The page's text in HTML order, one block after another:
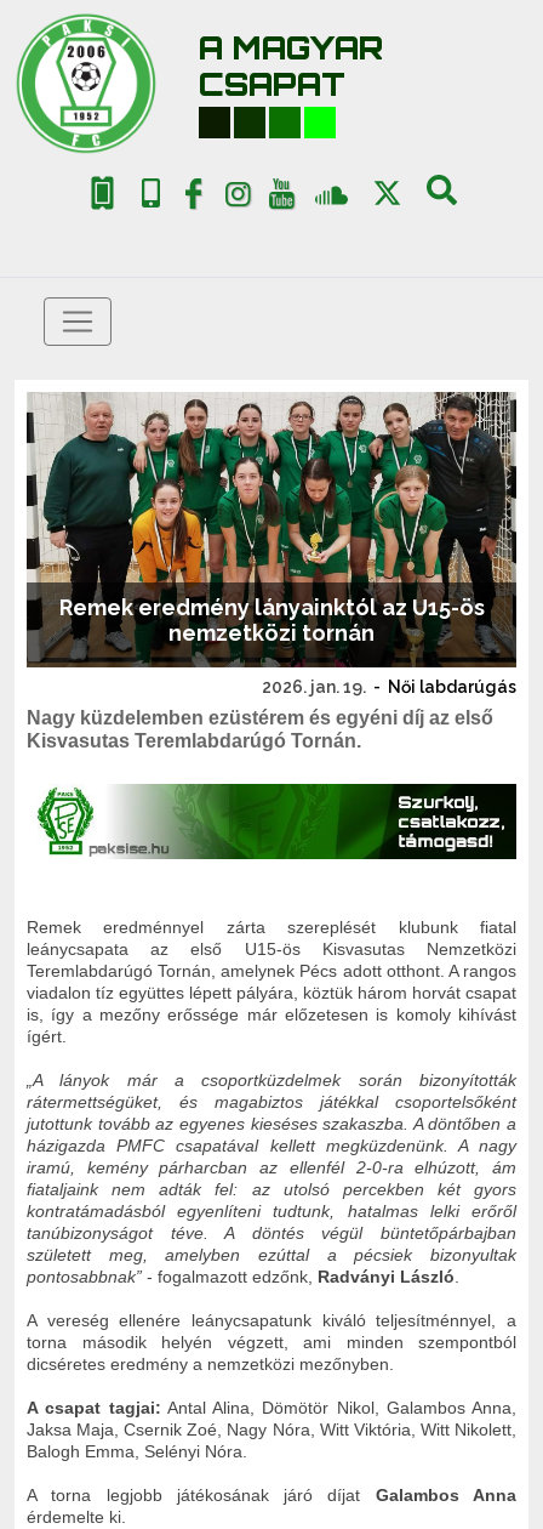
A MAGYAR
CSAPAT
Remek eredmény lányainktól az U15-ös
nemzetközi tornán
2026. jan. 19. - Női labdarúgás
Nagy küzdelemben ezüstérem és egyéni díj az első
Kisvasutas Teremlabdarúgó Tornán.
Remek eredménnyel zárta szereplését klubunk fiatal
leánycsapata az első U15-ös Kisvasutas Nemzetközi
Teremlabdarúgó Tornán, amelynek Pécs adott otthont. A rangos
viadalon tíz együttes lépett pályára, köztük három horvát csapat
is, így a mezőny erőssége már előzetesen is komoly kihívást
ígért.
„A lányok már a csoportküzdelmek során bizonyították
rátermettségüket, és magabiztos játékkal csoportelsőként
jutottunk tovább az egyenes kieséses szakaszba. A döntőben a
házigazda PMFC csapatával kellett megküzdenünk. A nagy
iramú, kemény párharcban az ellenfél 2-0-ra elhúzott, ám
fiataljaink nem adták fel: az utolsó percekben két gyors
kontratámadásból egyenlíteni tudtunk, hatalmas lelki erőről
tanúbizonyságot téve. A döntés végül büntetőpárbajban
született meg, amelyben ezúttal a pécsiek bizonyultak
pontosabbnak” - fogalmazott edzőnk, Radványi László.
A vereség ellenére leánycsapatunk kiváló teljesítménnyel, a
torna második helyén végzett, ami minden szempontból
dicséretes eredmény a nemzetközi mezőnyben.
A csapat tagjai: Antal Alina, Dömötör Nikol, Galambos Anna,
Jaksa Maja, Csernik Zoé, Nagy Nóra, Witt Viktória, Witt Nikolett,
Balogh Emma, Selényi Nóra.
A torna legjobb játékosának járó díjat Galambos Anna
érdemelte ki.